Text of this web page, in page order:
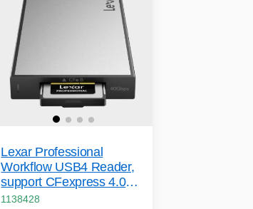
Lexar Professional
Workflow USB4 Reader,
support CFexpress 4.0
Type B
1138428